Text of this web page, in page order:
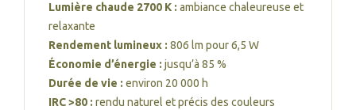
Lumière chaude 2700 K : ambiance chaleureuse et
relaxante
Rendement lumineux : 806 lm pour 6,5 W
Économie d’énergie : jusqu’à 85 %
Durée de vie : environ 20 000 h
IRC >80 : rendu naturel et précis des couleurs